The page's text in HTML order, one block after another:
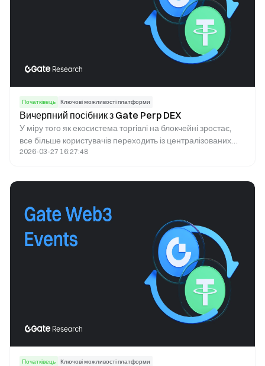
Початківець Ключові можливості платформи
Вичерпний посібник з Gate Perp DEX
У міру того як екосистема торгівлі на блокчейні зростає,
все більше користувачів переходить із централізованих
платформ до децентралізованих рішень. On-chain Perp
2026-03-27 16:27:48
Початківець Ключові можливості платформи